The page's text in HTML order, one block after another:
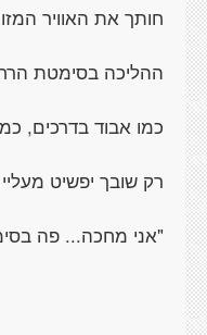
חותך את האוויר
ההליכה בסימטת
כמו אבוד בדרכים,
רק שובך יפשיט
"אני מחכה... פה